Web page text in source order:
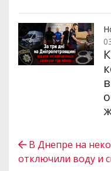
В Днепре на
отключили воду и